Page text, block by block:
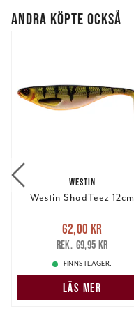
ANDRA KÖPTE OCKSÅ
WESTIN
Westin ShadTeez 12cm
Nuvarande pris
62,00 krTidigare pris
69,95 kr
62,00 kr
69,95 kr
FINNS I LAGER.
LÄS MER